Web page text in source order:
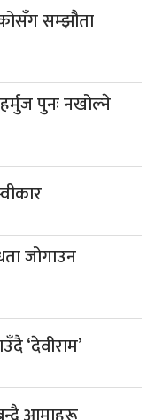
सम्झौता
पुनः नखोल्ने
जोगाउन
‘देवीराम’